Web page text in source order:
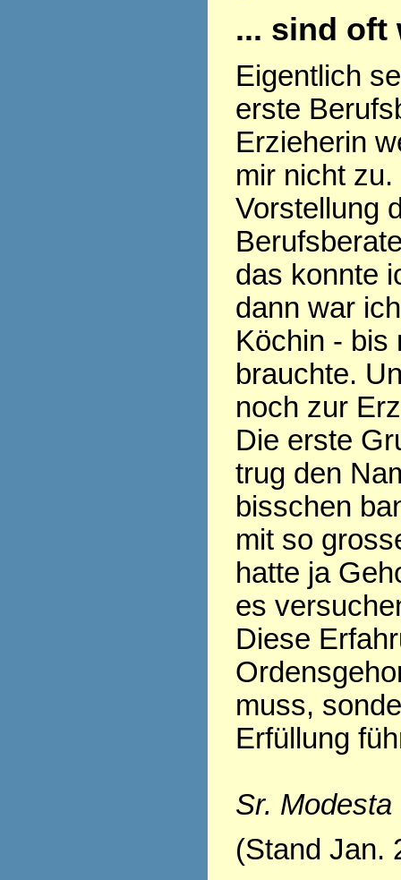
... sind oft
Eigentlich
erste
Erzieherin
mir nicht
Vorstellung
das konnte
dann war
Köchin - bis
brauchte.
noch zur
Die erste
trug den
bisschen
mit so
hatte ja
es
Diese
muss,
Erfüllung
Sr.
(Stand Jan.